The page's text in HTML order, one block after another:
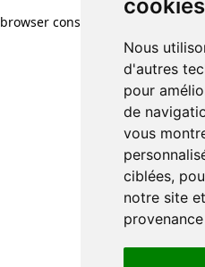
cookies
Nous
d'autres
pour
de
vous
ciblées,
notre site
browser console for more